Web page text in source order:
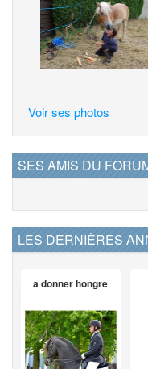
Voir ses photos
SES AMIS DU
LES DERNIÈRES
a donner hongre